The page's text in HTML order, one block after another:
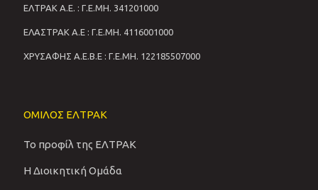
ΕΛΤΡΑΚ Α.Ε. : Γ.Ε.ΜΗ. 341201000
ΕΛΑΣΤΡΑΚ Α.Ε : Γ.Ε.ΜΗ. 4116001000
ΧΡΥΣΑΦΗΣ Α.Ε.Β.Ε : Γ.Ε.ΜΗ. 122185507000
ΟΜΙΛΟΣ ΕΛΤΡΑΚ
Το προφίλ της ΕΛΤΡΑΚ
Η Διοικητική Ομάδα